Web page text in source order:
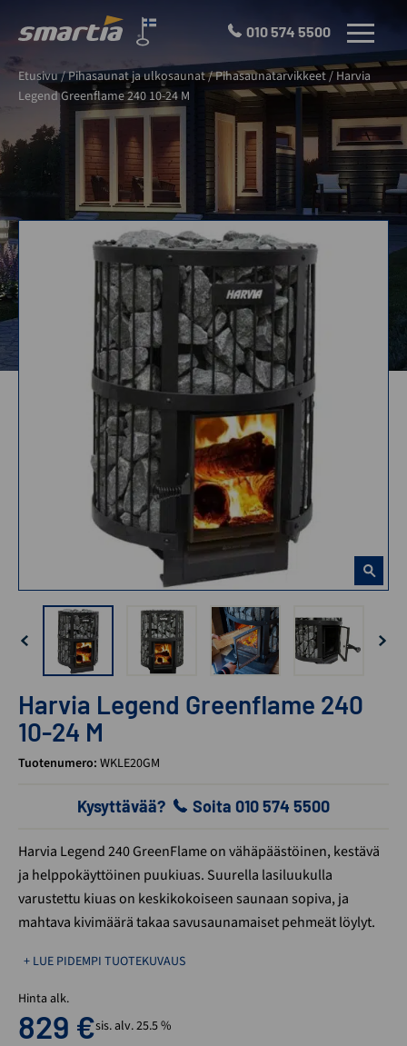
Smartia
Oy
010 574 5500 VALIKKO
Etusivu/Pihasaunat ja ulkosaunat/Pihasaunatarvikkeet/ Harvia
Legend Greenflame 240 10-24 M
Harvia Legend Greenflame 240
10-24 M
Tuotenumero: WKLE20GM
Kysyttävää? Soita 010 574 5500
Harvia Legend 240 GreenFlame on vähäpäästöinen, kestävä
ja helppokäyttöinen puukiuas. Suurella lasiluukulla
varustettu kiuas on keskikokoiseen saunaan sopiva, ja
mahtava kivimäärä takaa savusaunamaiset pehmeät löylyt.
+ LUE PIDEMPI TUOTEKUVAUS
Hinta alk.
829 €sis. alv. 25.5 %